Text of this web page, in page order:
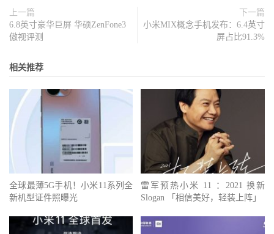
上一篇
6.8英寸豪华巨屏 华硕ZenFone3
傲视评测
下一篇
小米MIX概念手机发布：6.4英寸
屏占比91.3%
相关推荐
全球最薄5G手机！小米11系列全
新机型证件照曝光
雷军预热小米 11 ：2021 换新
Slogan 「相信美好，轻装上阵」